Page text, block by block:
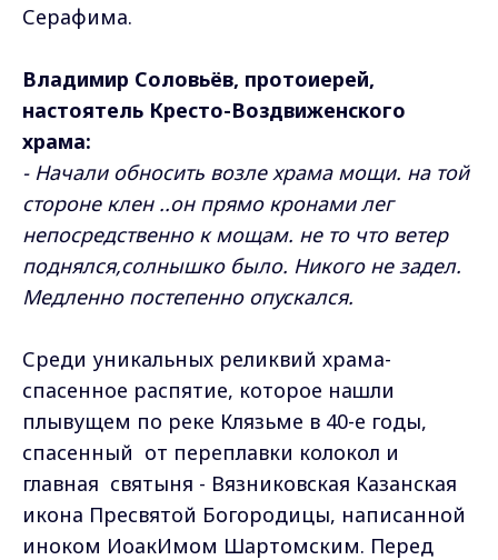
Серафима.
Владимир Соловьёв, протоиерей,
настоятель Кресто-Воздвиженского
храма:
- Начали обносить возле храма мощи. на той
стороне клен ..он прямо кронами лег
непосредственно к мощам. не то что ветер
поднялся,солнышко было. Никого не задел.
Медленно постепенно опускался.
Среди уникальных реликвий храма-
спасенное распятие, которое нашли
плывущем по реке Клязьме в 40-е годы,
спасенный от переплавки колокол и
главная святыня - Вязниковская Казанская
икона Пресвятой Богородицы, написанной
иноком ИоакИмом Шартомским. Перед